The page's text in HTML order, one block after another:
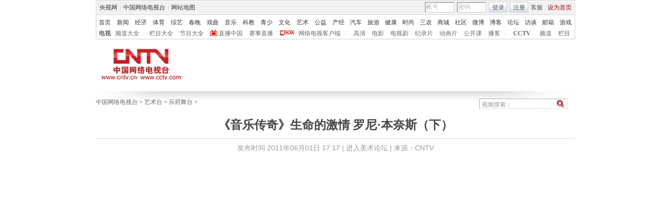
央视网 中国网络电视台 网站地图 客服 设为首页
登录 注册
首页 新闻 经济 体育 综艺 春晚 戏曲 音乐 科教 青少 文化 艺术 公益 产经 汽车 旅游 健康 时尚 三农 商城 社区 微博 博客 论坛 访谈 邮箱
游戏
电视
频道大全 栏目大全 节目大全 直播中国 赛事直播 网络电视客户端 高清 电影 电视剧 纪录片 动画片 公开课 播客 CCTV 频道 栏目
中国网络电视台 > 艺术台 > 乐府舞台 >
《音乐传奇》生命的激情 罗尼·本奈斯（下）
发布时间:2011年06月01日 17:17 | 进入美术论坛 | 来源：CNTV